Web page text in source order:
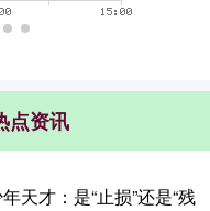
点资讯
天才：是“止损”还是“残